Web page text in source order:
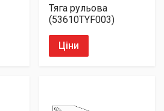
Тяга рульова
(53610TYF003)
Ціни